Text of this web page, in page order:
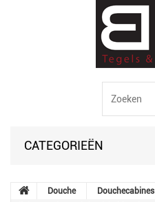
CATEGORIEËN
Douche Douchecabines